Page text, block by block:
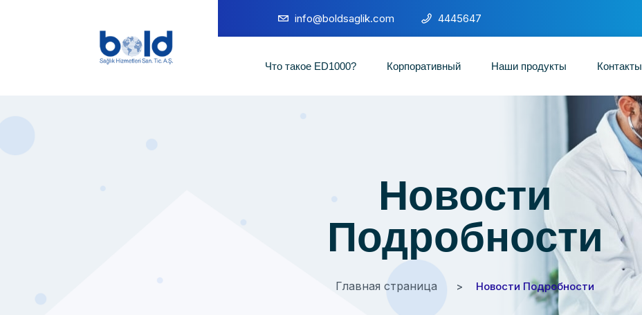
info@boldsaglik.com 4445647
Что такое ED1000? Корпоративный Наши продукты Контакты
Новости
Подробности
Главная страница Новости Подробности